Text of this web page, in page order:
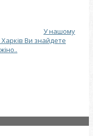
У нашому
Харків Ви знайдете